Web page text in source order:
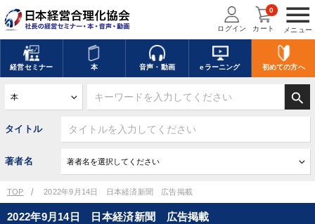
menu
メニュー
ログイン カート
0
経営セミナー 本 音声・動画 eラーニング 初めての方へ
search
タイトル
著者名
TOP 2022年9月14日 日本経済新聞 広告掲載
2022年9月14日 日本経済新聞 広告掲載